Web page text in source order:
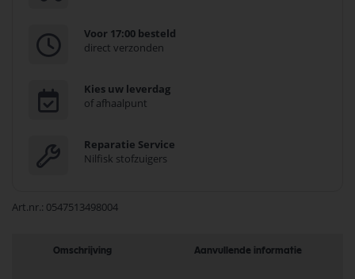
Voor 17:00 besteld
direct verzonden
Kies uw leverdag
of afhaalpunt
Reparatie Service
Nilfisk stofzuigers
Art.nr. 0547513498004
Omschrijving Aanvullende informatie